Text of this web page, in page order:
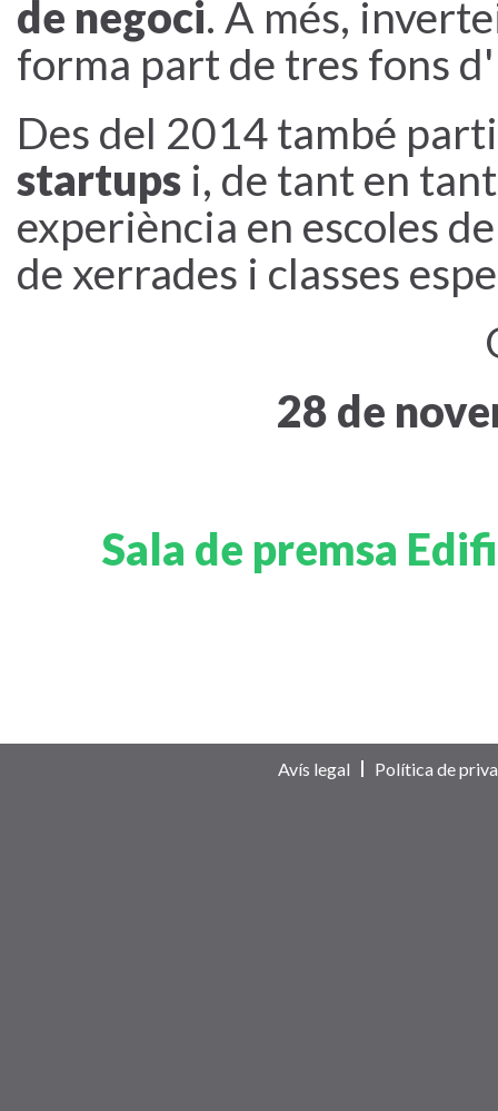
de negoci. A més,
forma part de tres fons
Des del 2014 també
startups i, de tant en
experiència en escoles
de xerrades i classes
28 de
Sala de premsa
Avís legal Política de